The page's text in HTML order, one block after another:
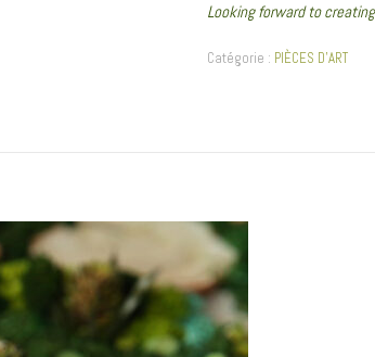
Looking forward to
Catégorie : PIÈCES D'ART